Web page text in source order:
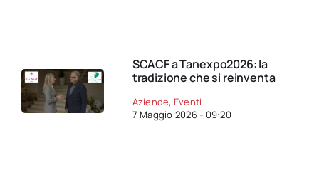
SCACF a Tanexpo2026: la
tradizione che si reinventa
Aziende, Eventi
7 Maggio 2026 - 09:20